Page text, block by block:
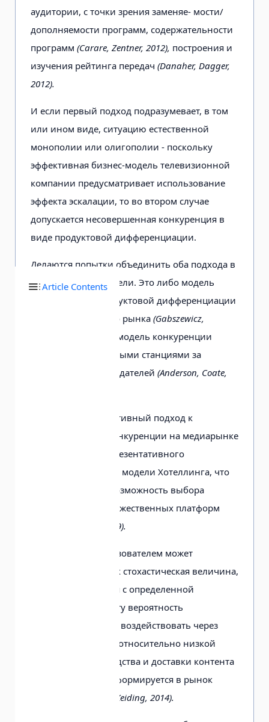
Article Contents
аудитории, с точки зрения заменяе- мости/
дополняемости программ, содержательности
программ (Carare, Zentner, 2012), построения и
изучения рейтинга передач (Danaher, Dagger,
2012).
И если первый подход подразумевает, в том
или ином виде, ситуацию естественной
монополии или олигополии - поскольку
эффективная бизнес-модель телевизионной
компании предусматривает использование
эффекта эскалации, то во втором случае
допускается несовершенная конкуренция в
виде продуктовой дифференциации.
Делаются попытки объединить оба подхода в
рамках единой модели. Это либо модель
вертикальной продуктовой дифференциации
для двухстороннего рынка (Gabszewicz,
либо модель конкуренции
между телевизионными станциями за
зрителей и рекламодателей (Anderson, Coate,
Еще один альтернативный подход к
моделированию конкуренции на медиарынке
рассматривает репрезентативного
потребителя вместо модели Хотеллинга, что
предусматривает возможность выбора
потребителями множественных платформ
(Kind et al., 2007; 2009).
Выбор канала пользователем может
моделироваться как стохастическая величина,
которая выбирается с определенной
вероятностью. На эту вероятность
телевидение может воздействовать через
контент. Благодаря относительно низкой
стоимости производства и доставки контента
телевидение трансформируется в рынок
(Bodil, Keiding, 2014).